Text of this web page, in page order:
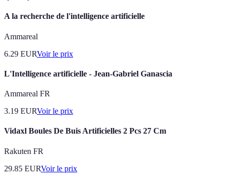
A la recherche de l'intelligence artificielle
Ammareal
6.29 EURVoir le prix
L'Intelligence artificielle - Jean-Gabriel Ganascia
Ammareal FR
3.19 EURVoir le prix
Vidaxl Boules De Buis Artificielles 2 Pcs 27 Cm
Rakuten FR
29.85 EURVoir le prix